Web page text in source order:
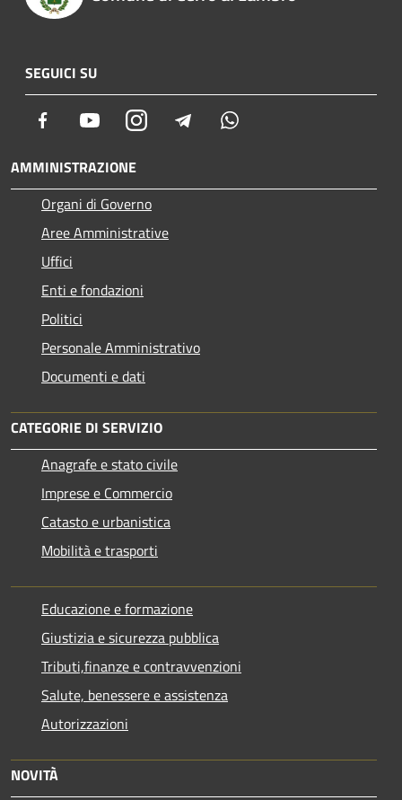
SEGUICI SU
Facebook YoutubeInstagram Telegram
AMMINISTRAZIONE
Organi di Governo
Aree Amministrative
Uffici
Enti e fondazioni
Politici
Personale Amministrativo
Documenti e dati
CATEGORIE DI SERVIZIO
Anagrafe e stato civile
Imprese e Commercio
Catasto e urbanistica
Mobilità e trasporti
Educazione e formazione
Giustizia e sicurezza pubblica
Tributi,finanze e contravvenzioni
Salute, benessere e assistenza
Autorizzazioni
NOVITÀ